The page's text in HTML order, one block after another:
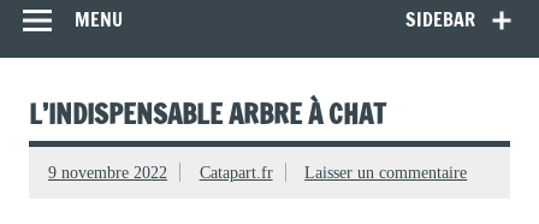
SIDEBAR
MENU
L’INDISPENSABLE ARBRE À CHAT
9 novembre 2022 Catapart.fr Laisser un commentaire